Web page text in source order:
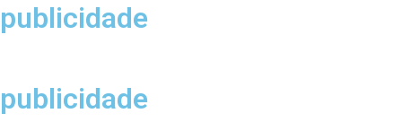
publicidade
publicidade